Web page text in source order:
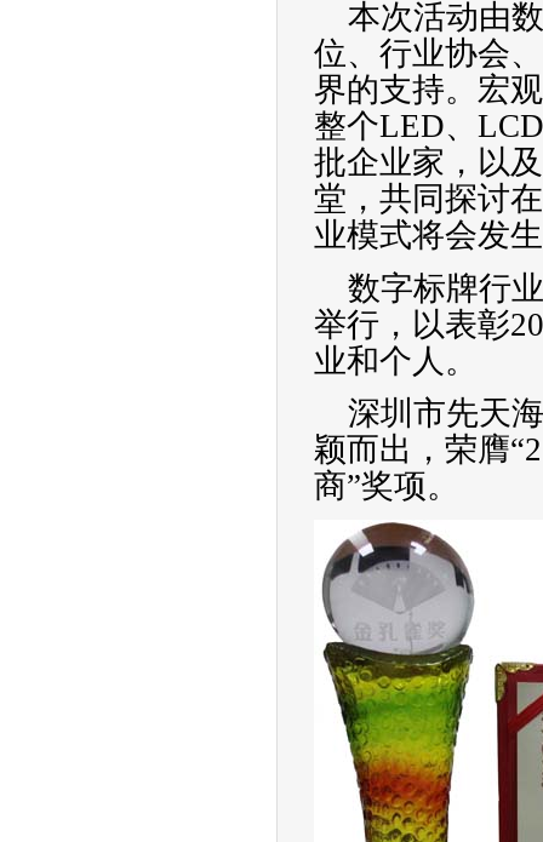
本次活动由
位、行业协会
界的支持。宏
整个LED、
批企业家，以
堂，共同探讨
业模式将会发
数字标牌行
举行，以表彰
业和个人。
深圳市先天
颖而出，荣膺“
商”奖项。